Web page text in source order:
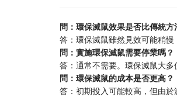
問：環保滅鼠效果是否比傳統方
答：環保滅鼠雖然見效可能稍
問：實施環保滅鼠需要停業嗎？
答：通常不需要。環保滅鼠大多
問：環保滅鼠的成本是否更高？
答：初期投入可能較高，但由於